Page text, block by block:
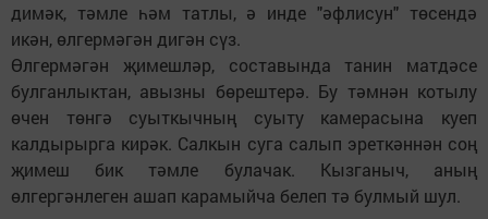
димәк, тәмле һәм татлы, ә инде "әфлисун" төсендә
икән, өлгермәгән дигән сүз.
Өлгермәгән җимешләр, составында танин матдәсе
булганлыктан, авызны бөрештерә. Бу тәмнән котылу
өчен төнгә суыткычның суыту камерасына куеп
калдырырга кирәк. Салкын суга салып эреткәннән соң
җимеш бик тәмле булачак. Кызганыч, аның
өлгергәнлеген ашап карамыйча белеп тә булмый шул.